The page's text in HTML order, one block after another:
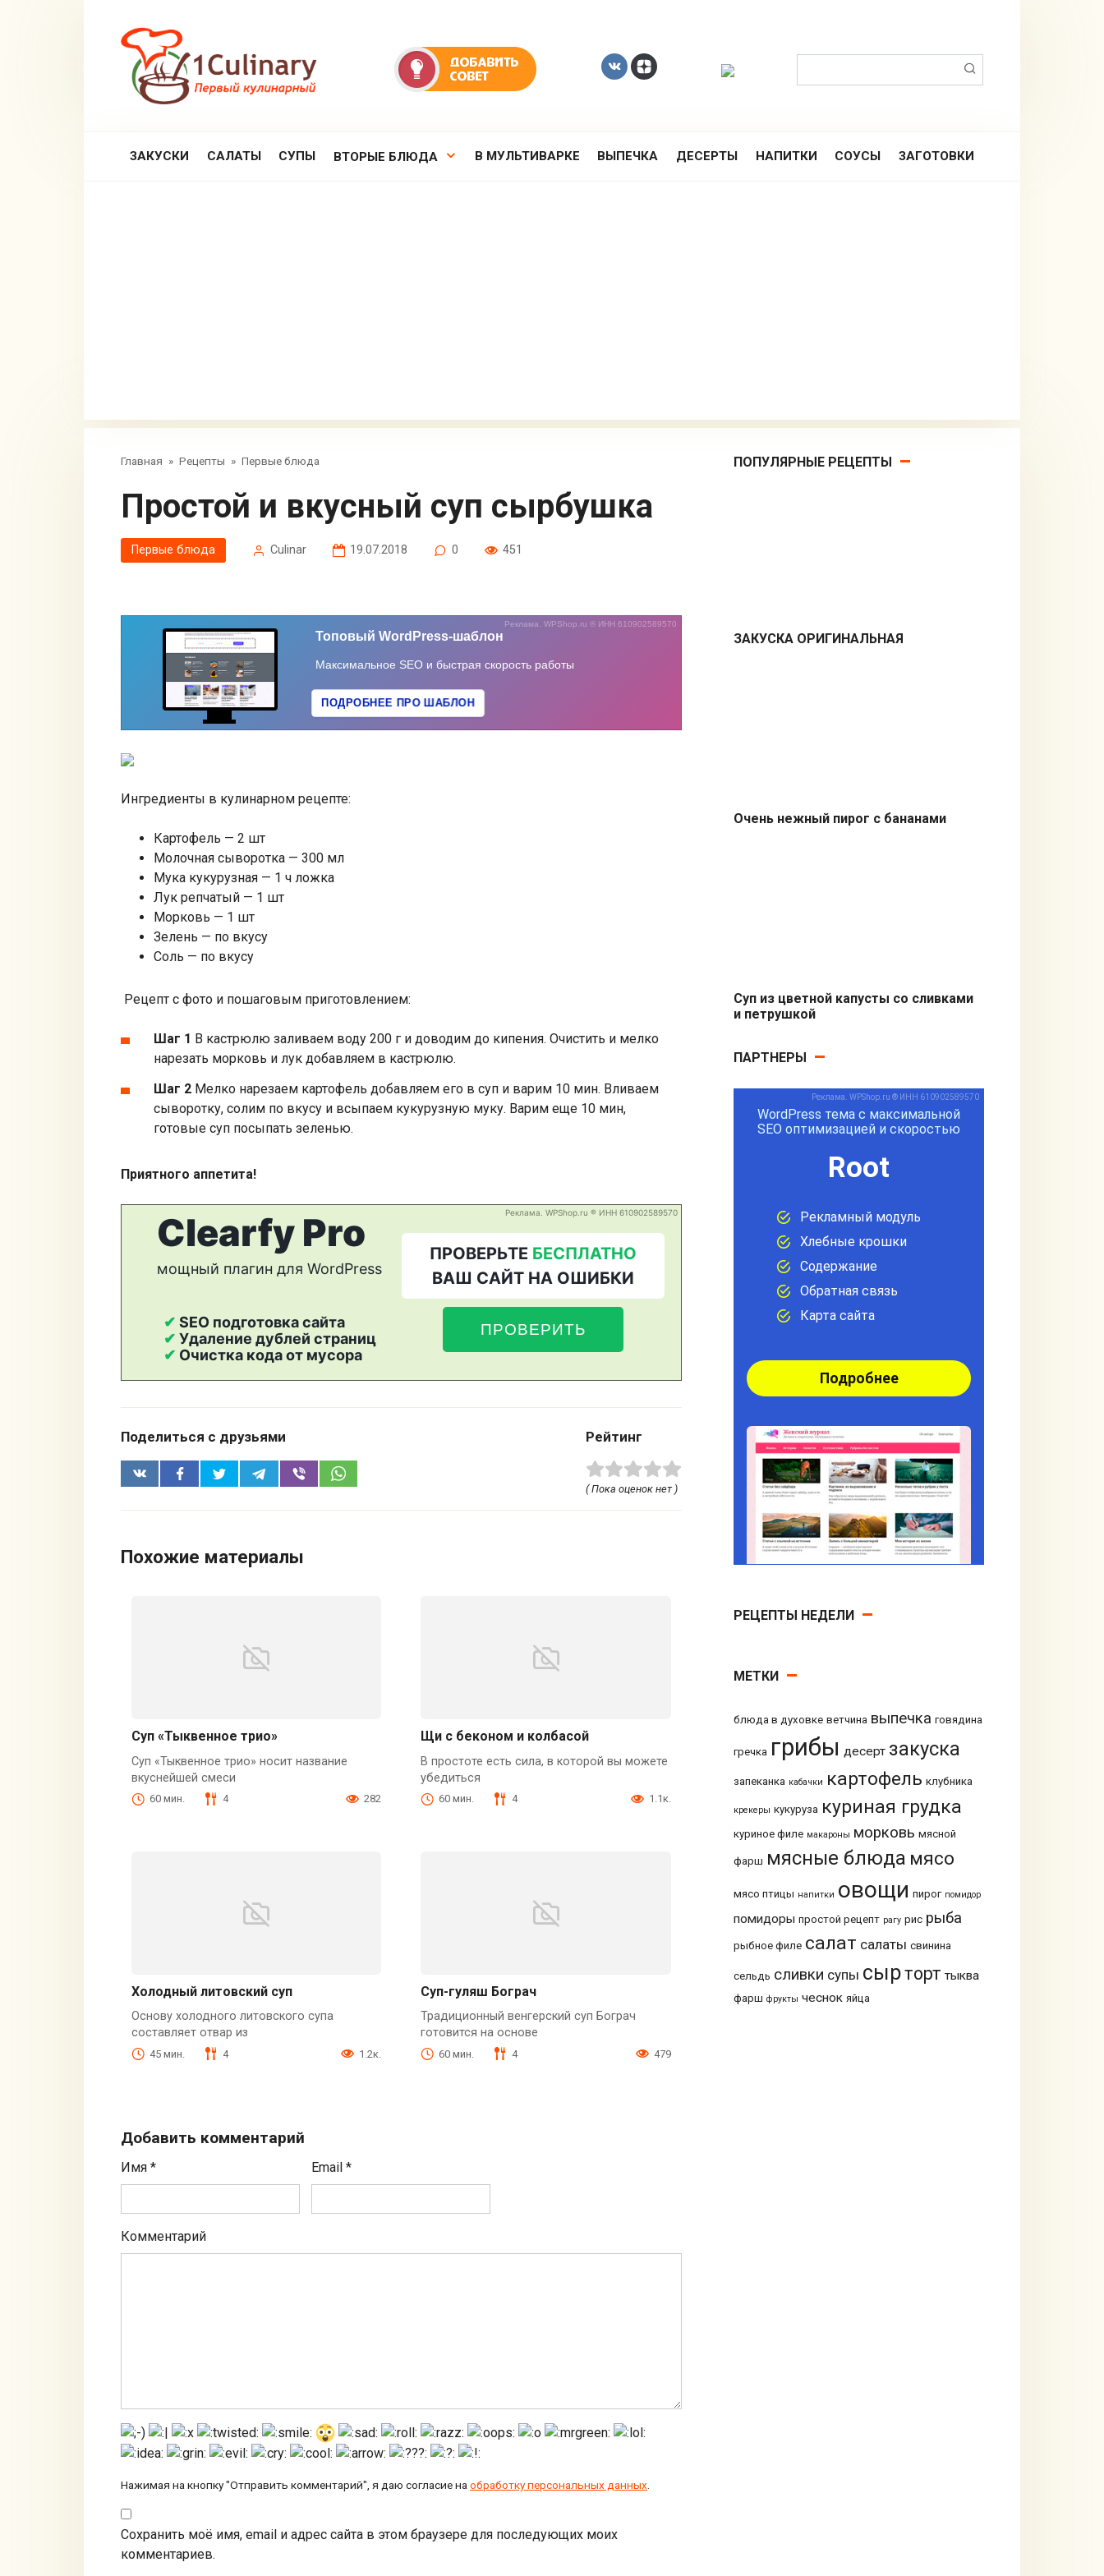
ЗАКУСКИ САЛАТЫ СУПЫ ВТОРЫЕ БЛЮДА В МУЛЬТИВАРКЕ ВЫПЕЧКА ДЕСЕРТЫ НАПИТКИ СОУСЫ ЗАГОТОВКИ
Главная » Рецепты » Первые блюда
Простой и вкусный суп сырбушка
Первые блюда Сulinar 19.07.2018 0 451
Ингредиенты в кулинарном рецепте:
Картофель — 2 шт
Молочная сыворотка — 300 мл
Мука кукурузная — 1 ч ложка
Лук репчатый — 1 шт
Морковь — 1 шт
Зелень — по вкусу
Соль — по вкусу
Рецепт с фото и пошаговым приготовлением:
Шаг 1 В кастрюлю заливаем воду 200 г и доводим до кипения. Очистить и мелко
нарезать морковь и лук добавляем в кастрюлю.
Шаг 2 Мелко нарезаем картофель добавляем его в суп и варим 10 мин. Вливаем
сыворотку, солим по вкусу и всыпаем кукурузную муку. Варим еще 10 мин,
готовые суп посыпать зеленью.
Приятного аппетита!
Поделиться с друзьями Рейтинг
( Пока оценок нет )
Похожие материалы
Суп «Тыквенное трио»
Суп «Тыквенное трио» носит название
вкуснейшей смеси
60 мин. 4 282
Щи с беконом и колбасой
В простоте есть сила, в которой вы можете
убедиться
60 мин. 4 1.1к.
Холодный литовский суп
Основу холодного литовского супа
составляет отвар из
45 мин. 4 1.2к.
Суп-гуляш Бограч
Традиционный венгерский суп Бограч
готовится на основе
60 мин. 4 479
Добавить комментарий
Имя * Email*
Комментарий
Нажимая на кнопку "Отправить комментарий", я даю согласие на обработку персональных данных
Сохранить моё имя, email и адрес сайта в этом браузере для последующих моих
комментариев.
ПОПУЛЯРНЫЕ РЕЦЕПТЫ
ЗАКУСКА ОРИГИНАЛЬНАЯ
Очень нежный пирог с бананами
Первые блюда
Суп из цветной капусты со сливками
и петрушкой
ПАРТНЕРЫ
РЕЦЕПТЫ НЕДЕЛИ
МЕТКИ
блюда в духовке ветчина выпечка говядина
гречка грибы десерт закуска
запеканка кабачки картофель клубника
крекеры кукуруза куриная грудка
куриное филе макароны морковь мясной
фарш мясные блюда мясо
мясо птицы напитки овощи пирог помидор
помидоры простой рецепт рагу рис рыба
рыбное филе салат салаты свинина
сельдь сливки супы сырторт тыква
фарш фрукты чеснок яйца